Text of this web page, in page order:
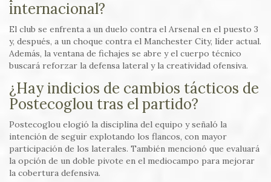
internacional?
El club se enfrenta a un duelo contra el Arsenal en el puesto 3
y, después, a un choque contra el Manchester City, líder actual.
Además, la ventana de fichajes se abre y el cuerpo técnico
buscará reforzar la defensa lateral y la creatividad ofensiva.
¿Hay indicios de cambios tácticos de
Postecoglou tras el partido?
Postecoglou elogió la disciplina del equipo y señaló la
intención de seguir explotando los flancos, con mayor
participación de los laterales. También mencionó que evaluará
la opción de un doble pivote en el mediocampo para mejorar
la cobertura defensiva.